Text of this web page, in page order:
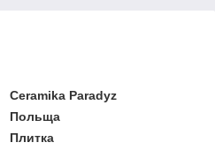
Ceramika Paradyz
Польща
Плитка